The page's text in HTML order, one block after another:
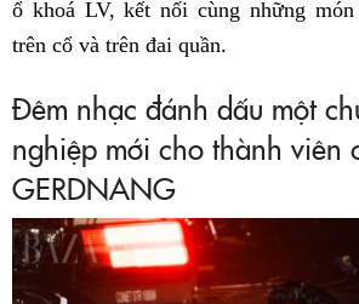
ổ khoá LV, kết nối cùng những
trên cổ và trên đai quần.
Đêm nhạc đánh dấu một
nghiệp mới cho thành viên
GERDNANG